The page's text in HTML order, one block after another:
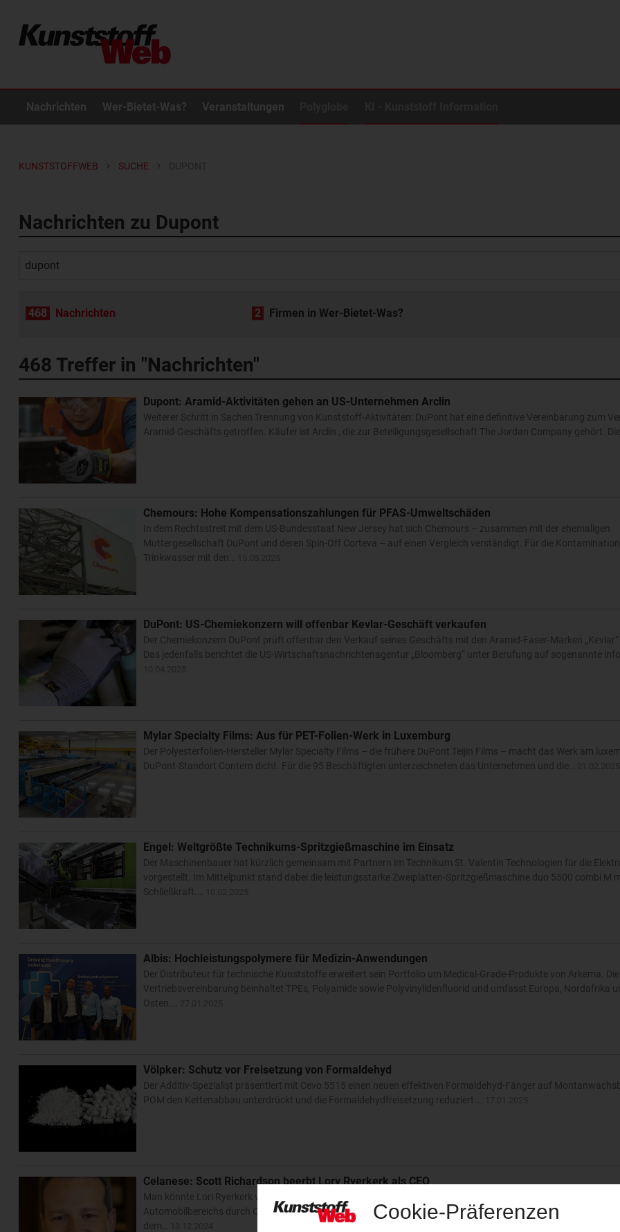
Nachrichten Wer-Bietet-Was? Veranstaltungen
KUNSTSTOFFWEB SUCHE
Nachrichten zu Dupont
468 Nachrichten 2 Firmen in Wer-Bietet-Was?
468 Treffer in "Nachrichten"
Dupont: Aramid-Aktivitäten gehen an US-Unternehmen Arclin
Weiterer Schritt in Sachen Trennung von Kunststoff-Aktivitäten: DuPont hat eine definitive Vereinbarung zum
Aramid-Geschäfts getroffen. Käufer ist Arclin , die zur Beteiligungsgesellschaft The Jordan Company gehört.
Chemours: Hohe Kompensationszahlungen für PFAS-Umweltschäden
In dem Rechtsstreit mit dem US-Bundesstaat New Jersey hat sich Chemours – zusammen mit der ehemaligen
Muttergesellschaft DuPont und deren Spin-Off Corteva – auf einen Vergleich verständigt. Für die Kontamination
Trinkwasser mit den…
DuPont: US-Chemiekonzern will offenbar Kevlar-Geschäft verkaufen
Der Chemiekonzern DuPont prüft offenbar den Verkauf seines Geschäfts mit den Aramid-Faser-Marken „Kevlar“
Das jedenfalls berichtet die US-Wirtschaftsnachrichtenagentur „Bloomberg“ unter Berufung auf sogenannte
Mylar Specialty Films: Aus für PET-Folien-Werk in Luxemburg
Der Polyesterfolien-Hersteller Mylar Specialty Films – die frühere DuPont Teijin Films – macht das Werk am
DuPont-Standort Contern dicht. Für die 95 Beschäftigten unterzeichneten das Unternehmen und die…
Engel: Weltgrößte Technikums-Spritzgießmaschine im Einsatz
Der Maschinenbauer hat kürzlich gemeinsam mit Partnern im Technikum St. Valentin Technologien für die
vorgestellt. Im Mittelpunkt stand dabei die leistungsstarke Zweiplatten-Spritzgießmaschine duo 5500 combi M
Schließkraft.…
Albis: Hochleistungspolymere für Medizin-Anwendungen
Der Distributeur für technische Kunststoffe erweitert sein Portfolio um Medical-Grade-Produkte von Arkema. Die
Vertriebsvereinbarung beinhaltet TPEs, Polyamide sowie Polyvinylidenfluorid und umfasst Europa, Nordafrika
Osten.…
Völpker: Schutz vor Freisetzung von Formaldehyd
Der Additiv-Spezialist präsentiert mit Cevo 5515 einen neuen effektiven Formaldehyd-Fänger auf
POM den Kettenabbau unterdrückt und die Formaldehydfreisetzung reduziert.…
Celanese: Scott Richardson beerbt Lory Ryerkerk als CEO
Man könnte Lori Ryerkerk vielleicht als Opfer ihres größten Erfolgs bezeichnen – der Übernahme des DuPont-
Automobilbereichs durch Celanese vor fast genau zwei Jahren. Denn der Automobilbau schwächelt seitdem und
dem…